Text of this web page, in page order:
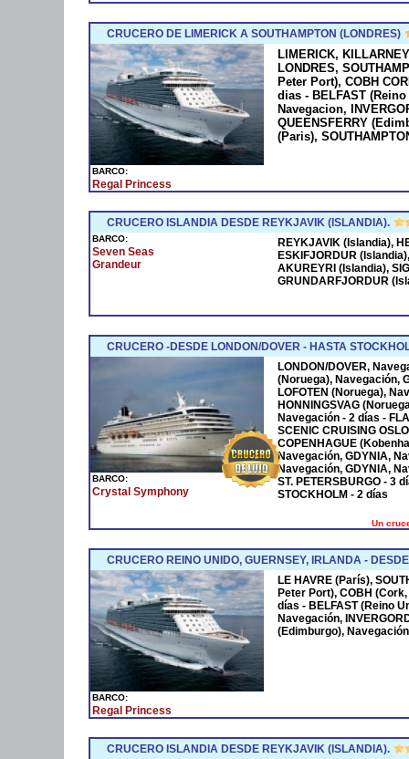
CRUCERO DE LIMERICK A SOUTHAMPTON (LONDRES)
BARCO:
Regal Princess
LIMERICK,
LONDRES,
Peter Port), COBH
dias - BELFAST
Navegacion,
QUEENSFERRY
(Paris),
CRUCERO ISLANDIA DESDE REYKJAVIK (ISLANDIA).
BARCO:
Seven Seas
Grandeur
REYKJAVIK (Islandia),
ESKIFJORDUR
AKUREYRI (Islandia),
GRUNDARFJORDUR
CRUCERO -DESDE LONDON/DOVER - HASTA
BARCO:
Crystal Symphony
LONDON/DOVER,
(Noruega), Navegación,
LOFOTEN (Noruega),
HONNINGSVAG
Navegación - 2 días -
SCENIC CRUISING
COPENHAGUE
Navegación, GDYNIA,
Navegación, GDYNIA,
ST. PETERSBURGO - 3
STOCKHOLM - 2 días
Un
CRUCERO REINO UNIDO, GUERNSEY, IRLANDA -
BARCO:
Regal Princess
LE HAVRE (París),
Peter Port), COBH
días - BELFAST (Reino
Navegación,
(Edimburgo),
CRUCERO ISLANDIA DESDE REYKJAVIK (ISLANDIA).